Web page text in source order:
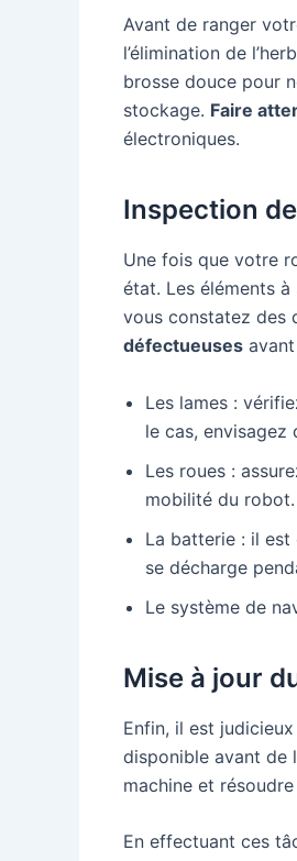
Avant de ranger
l’élimination de
brosse douce pour
stockage. Faire
électroniques.
Inspection
Une fois que votre
état. Les éléments
vous constatez des
défectueuses
Les lames :
le cas, envisagez
Les roues :
mobilité du robot.
La batterie : il est
se décharge
Le système de
Mise à jour
Enfin, il est
disponible avant de
machine et
En effectuant ces